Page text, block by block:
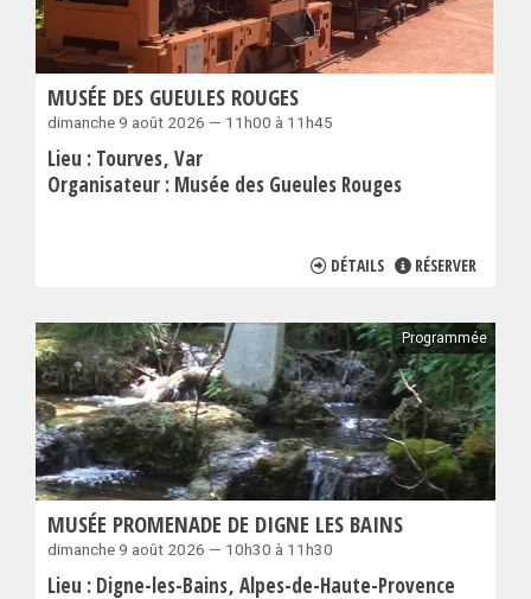
MUSÉE DES GUEULES ROUGES
dimanche 9 août 2026 — 11h00 à 11h45
Lieu : Tourves Var
Organisateur : Musée des Gueules Rouges
DÉTAILS RÉSERVER
Programmée
MUSÉE PROMENADE DE DIGNE LES BAINS
dimanche 9 août 2026 — 10h30 à 11h30
Lieu : Digne-les-Bains Alpes-de-Haute-Provence